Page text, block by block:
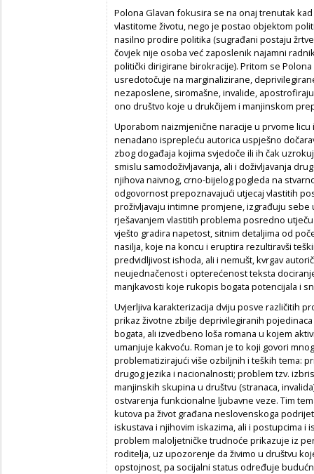
Polona Glavan fokusira se na onaj trenutak
vlastitome životu, nego je postao objektom
nasilno prodire politika (sugrađani postaju
čovjek nije osoba već zaposlenik najamni
politički dirigirane birokracije). Pritom se
usredotočuje na marginalizirane,
nezaposlene, siromašne, invalide,
ono društvo koje u drukčijem i manjinskom
Uporabom naizmjenične naracije u prvome
nenadano isprepleću autorica uspješno
zbog događaja kojima svjedoče ili ih čak
smislu samodoživljavanja, ali i doživljavanja
njihova naivnog, crno-bijelog pogleda na
odgovornost prepoznavajući utjecaj vlastitih
proživljavaju intimne promjene, izgrađuju
rješavanjem vlastitih problema posredno
vješto gradira napetost, sitnim detaljima od
nasilja, koje na koncu i eruptira rezultiravši
predvidljivost ishoda, ali i nemušt, kvrgav
neujednačenost i opterećenost teksta
manjkavosti koje rukopis bogata potencijala i
Uvjerljiva karakterizacija dviju posve različitih
prikaz životne zbilje deprivilegiranih
bogata, ali izvedbeno loša romana u kojem
umanjuje kakvoću. Roman je to koji govori
problematizirajući više ozbiljnih i teških tema:
drugog jezika i nacionalnosti; problem tzv.
manjinskih skupina u društvu (stranaca,
ostvarenja funkcionalne ljubavne veze. Tim
kutova pa život građana neslovenskoga
iskustava i njihovim iskazima, ali i postupcima i
problem maloljetničke trudnoće prikazuje iz
roditelja, uz upozorenje da živimo u društvu
opstojnost, pa socijalni status određuje